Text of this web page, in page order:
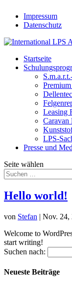
Impressum
Datenschutz
Startseite
Leasing
Caravan
LPS-
Presse und
Seite wählen
Hello world!
von Stefan | Nov. 24,
Welcome to
start writing!
Suchen nach:
Neueste Beiträge